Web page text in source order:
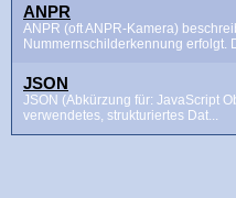
ANPR
ANPR (oft ANPR-Kamera)
Nummernschilderkennung erfolgt.
JSON
JSON (Abkürzung für: JavaScript
verwendetes, strukturiertes Dat...